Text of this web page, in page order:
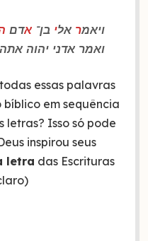
ויאמר אלי בן־ אדם
ואמר אדני יהוה אתה
essas palavras
em sequência
Isso só pode
inspirou seus
letra das Escrituras